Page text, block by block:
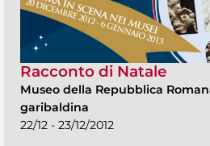
Racconto di Natale
Museo della Repubblica
garibaldina
22/12 - 23/12/2012